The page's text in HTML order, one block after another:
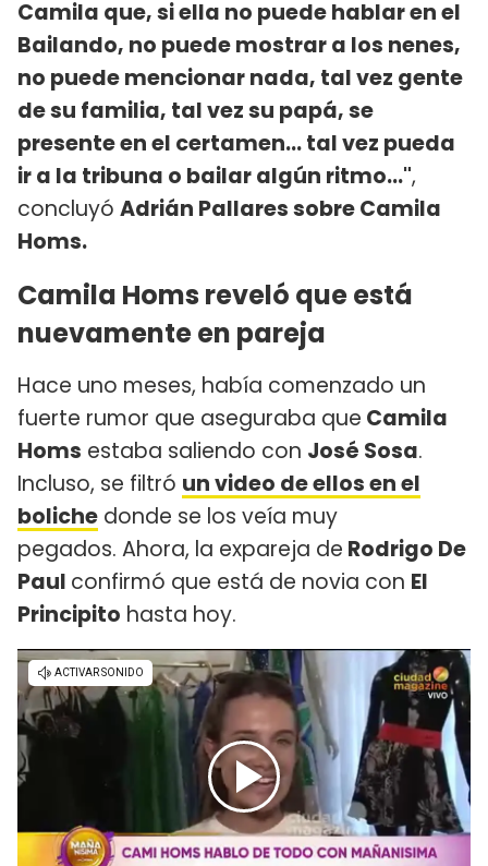
Camila que, si ella no puede hablar en el
Bailando, no puede mostrar a los nenes,
no puede mencionar nada, tal vez gente
de su familia, tal vez su papá, se
presente en el certamen… tal vez pueda
ir a la tribuna o bailar algún ritmo…",
concluyó Adrián Pallares sobre Camila
Homs.
Camila Homs reveló que está
nuevamente en pareja
Hace uno meses, había comenzado un
fuerte rumor que aseguraba que Camila
Homs estaba saliendo con José Sosa.
Incluso, se filtró un video de ellos en el
boliche donde se los veía muy
pegados. Ahora, la expareja de Rodrigo De
Paul confirmó que está de novia con El
Principito hasta hoy.